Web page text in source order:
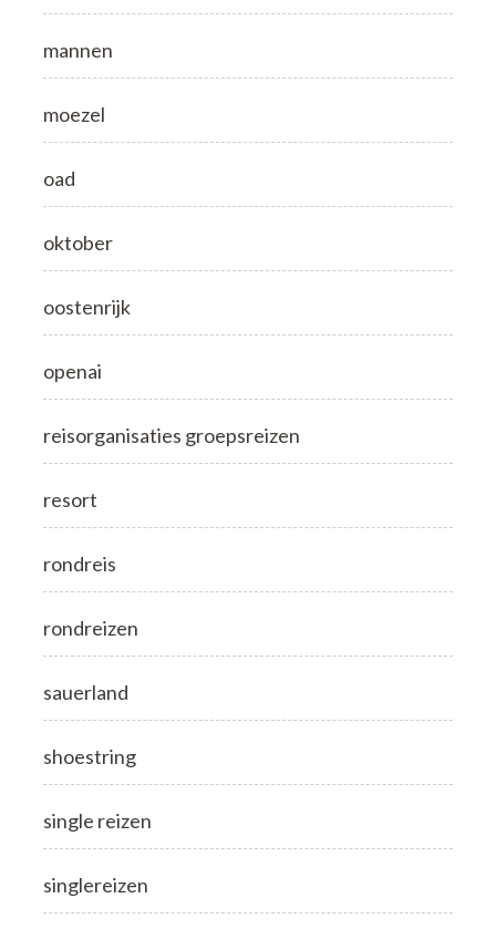
mannen
moezel
oad
oktober
oostenrijk
openai
reisorganisaties groepsreizen
resort
rondreis
rondreizen
sauerland
shoestring
single reizen
singlereizen